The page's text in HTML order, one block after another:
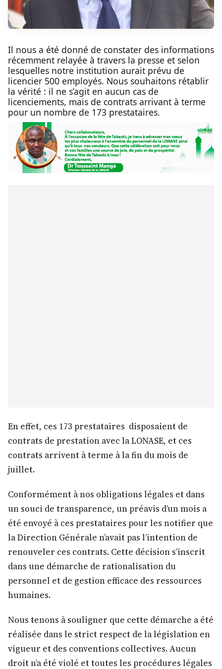
Il nous a été donné de constater des informations
récemment relayée à travers la presse et selon
lesquelles notre institution aurait prévu de
licencier 500 employés. Nous souhaitons rétablir
la vérité : il ne s’agit en aucun cas de
licenciements, mais de contrats arrivant à terme
pour un nombre de 173 prestataires.
En effet, ces 173 prestataires disposaient de
contrats de prestation avec la LONASE, et ces
contrats arrivent à terme à la fin du mois de
juillet.
Conformément à nos obligations légales et dans
un souci de transparence, un préavis d’un mois a
été envoyé à ces prestataires pour les notifier que
la Direction Générale n’avait pas l’intention de
renouveler ces contrats. Cette décision s’inscrit
dans une démarche de rationalisation du
personnel et de gestion efficace des ressources
humaines.
Nous tenons à souligner que cette démarche a été
réalisée dans le strict respect de la législation en
vigueur et des conventions collectives. Aucun
droit n’a été violé et toutes les procédures légales